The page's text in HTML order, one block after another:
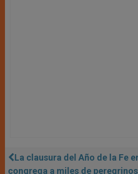
La clausura del Año de la Fe
congrega a miles de